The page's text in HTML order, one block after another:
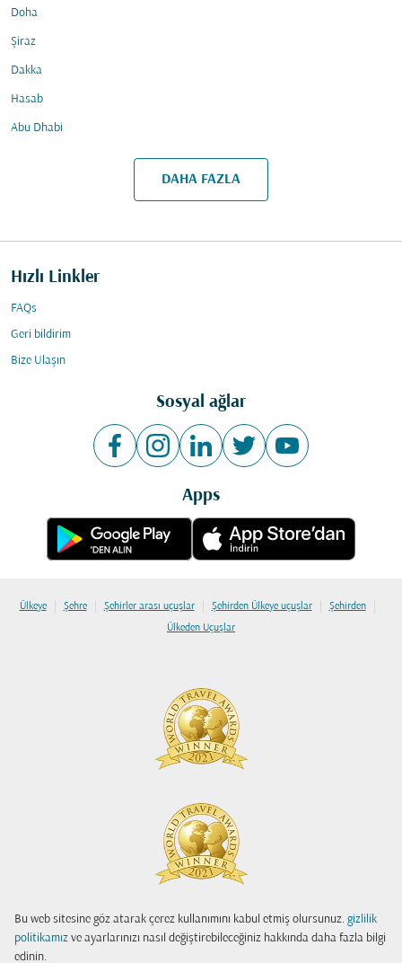
Bu web sitesine göz atarak çerez kullanımını kabul etmiş olursunuz. gizlilik
politikamız ve ayarlarınızı nasıl değiştirebileceğiniz hakkında daha fazla bilgi
edinin.
Doha
Şiraz
Dakka
Hasab
Abu Dhabi
DAHA FAZLA
Hızlı Linkler
FAQs
Geri bildirim
Bize Ulaşın
Sosyal ağlar
Apps
Ülkeye | Şehre | Şehirler arası uçuşlar | Şehirden Ülkeye uçuşlar | Şehirden |
Ülkeden Uçuşlar